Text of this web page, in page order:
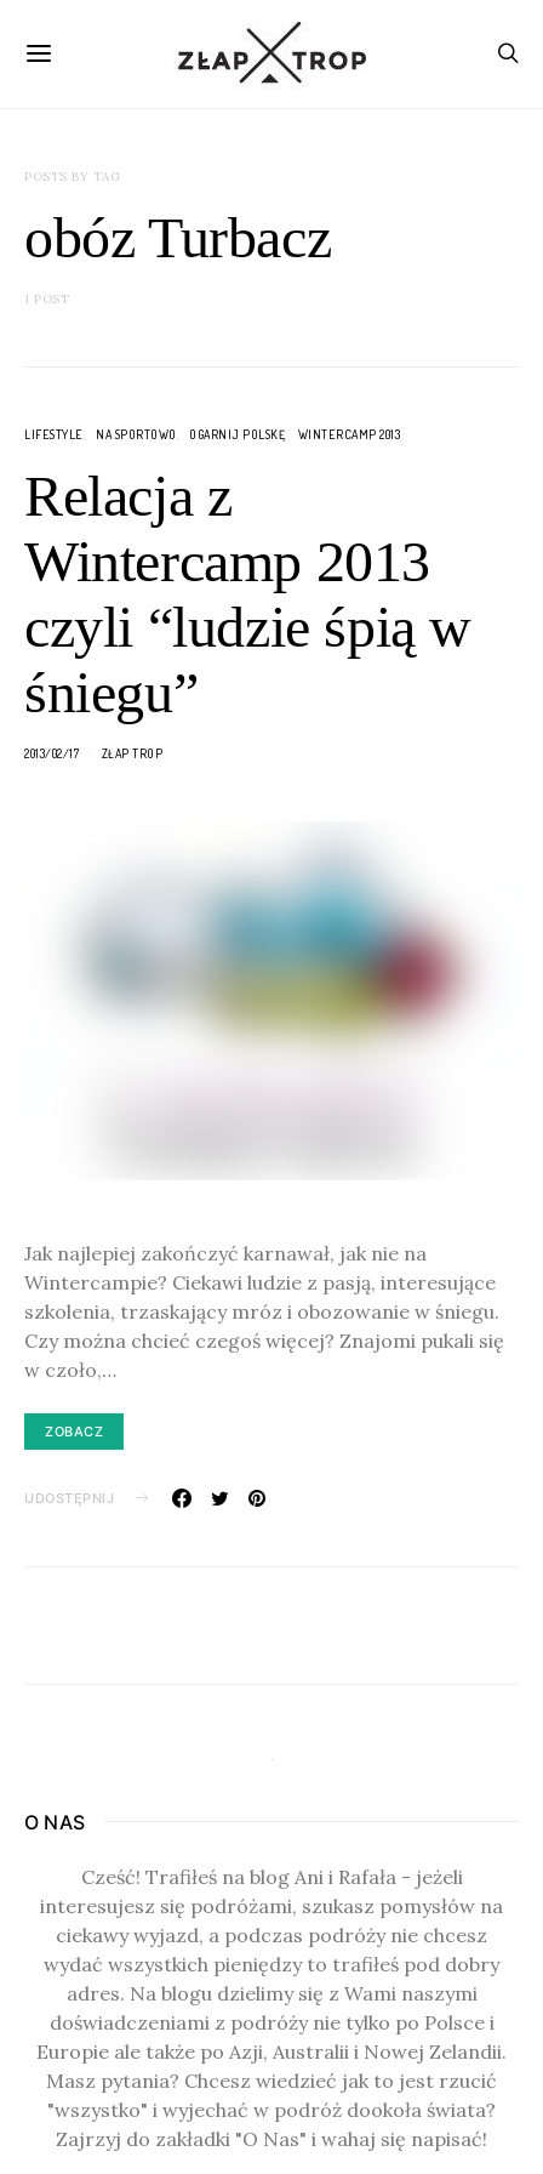
POSTS BY TAG
obóz Turbacz
1 POST
LIFESTYLE NA SPORTOWO OGARNIJ POLSKĘ WINTERCAMP 2013
Relacja z
Wintercamp 2013
czyli “ludzie śpią w
śniegu”
2013/02/17 ZŁAP TROP
Jak najlepiej zakończyć karnawał, jak nie na
Wintercampie? Ciekawi ludzie z pasją, interesujące
szkolenia, trzaskający mróz i obozowanie w śniegu.
Czy można chcieć czegoś więcej? Znajomi pukali się
w czoło,…
ZOBACZ
UDOSTĘPNIJ
O NAS
Cześć! Trafiłeś na blog Ani i Rafała - jeżeli
interesujesz się podróżami, szukasz pomysłów na
ciekawy wyjazd, a podczas podróży nie chcesz
wydać wszystkich pieniędzy to trafiłeś pod dobry
adres. Na blogu dzielimy się z Wami naszymi
doświadczeniami z podróży nie tylko po Polsce i
Europie ale także po Azji, Australii i Nowej Zelandii.
Masz pytania? Chcesz wiedzieć jak to jest rzucić
"wszystko" i wyjechać w podróż dookoła świata?
Zajrzyj do zakładki "O Nas" i wahaj się napisać!